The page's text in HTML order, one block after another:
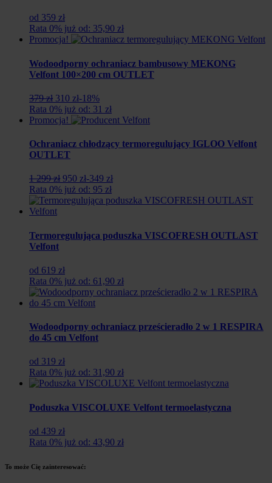
od 359 zł
Rata 0% już od: 35,90 zł
Promocja!
Wodoodporny ochraniacz bambusowy MEKONG
Velfont 100×200 cm OUTLET
379 zł Pierwotna
cena
wynosiła:
zł.
310 złAktualna
cena
wynosi:
zł.
-18%
Rata 0% już od: 31 zł
Promocja!
Ochraniacz chłodzący termoregulujący IGLOO Velfont
OUTLET
1 299 zł Pierwotna
cena
wynosiła:
zł.
950 złAktualna
cena
wynosi:
-349 zł
Rata 0% już od: 95 zł
Termoregulująca poduszka VISCOFRESH OUTLAST
Velfont
od 619 zł
Rata 0% już od: 61,90 zł
Wodoodporny ochraniacz prześcieradło 2 w 1 RESPIRA
do 45 cm Velfont
od 319 zł
Rata 0% już od: 31,90 zł
Poduszka VISCOLUXE Velfont termoelastyczna
od 439 zł
Rata 0% już od: 43,90 zł
To może Cię zainteresować: